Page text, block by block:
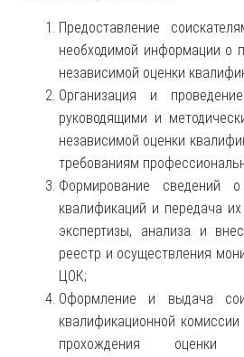
Предоставление
необходимой информации о
независимой оценки
Организация и
руководящими и
независимой оценки
требованиям
Формирование сведений о
квалификаций и передача
экспертизы, анализа и
реестр и осуществления
ЦОК;
Оформление и выдача
квалификационной
прохождения